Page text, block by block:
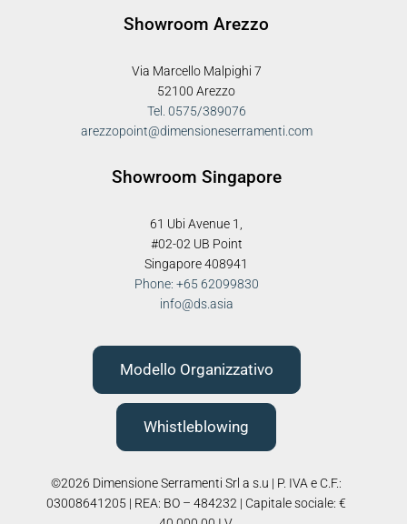
Showroom Arezzo
Via Marcello Malpighi 7
52100 Arezzo
Tel. 0575/389076
arezzopoint@dimensioneserramenti.com
Showroom Singapore
61 Ubi Avenue 1,
#02-02 UB Point
Singapore 408941
Phone: +65 62099830
info@ds.asia
Modello Organizzativo
Whistleblowing
©2026 Dimensione Serramenti Srl a s.u | P. IVA e C.F.:
03008641205 | REA: BO – 484232 | Capitale sociale: €